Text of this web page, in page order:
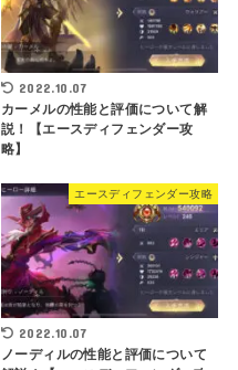
2022.10.07
カーメルの性能と評価について解
説！【エースディフェンダー攻
略】
エースディフェンダー攻略
2022.10.07
ノーディルの性能と評価について